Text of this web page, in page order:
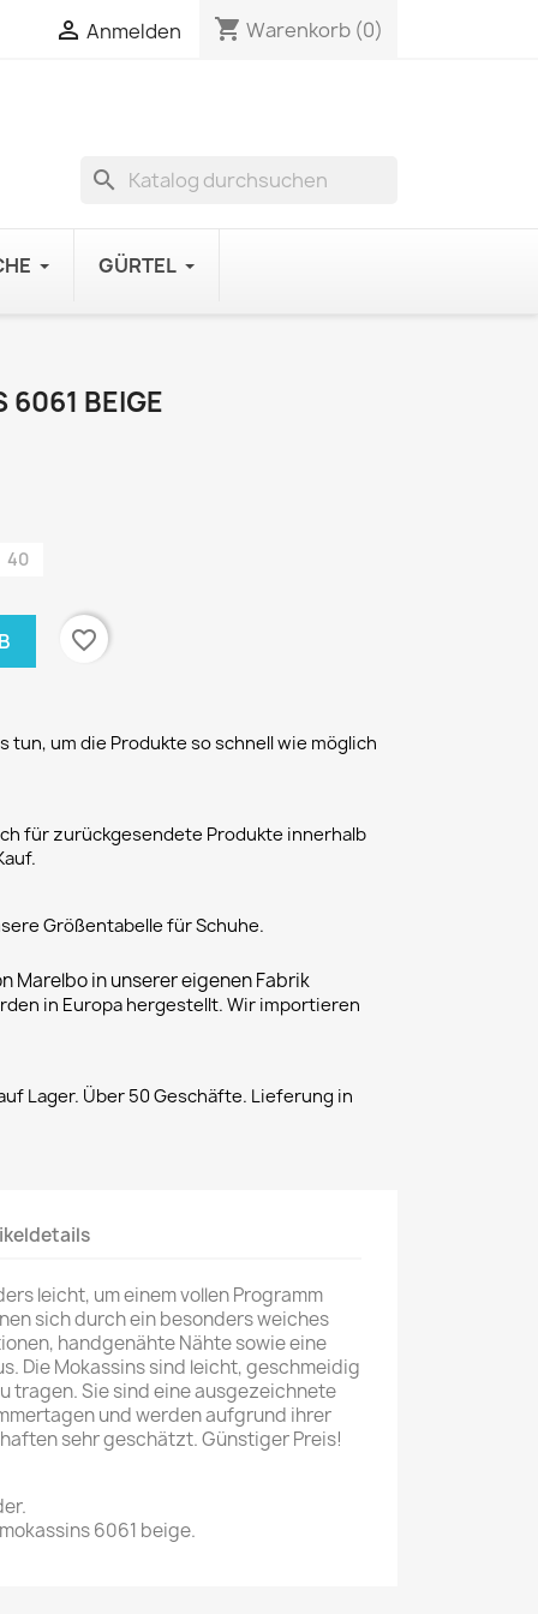
 Anmelden shopping_cart Warenkorb (0)
search
GÜRTEL
6061 BEIGE
40
favorite_border
tun, um die Produkte so schnell wie möglich
für zurückgesendete Produkte innerhalb
Größentabelle für Schuhe.
Marelbo in unserer eigenen Fabrik
in Europa hergestellt. Wir importieren
Lager. Über 50 Geschäfte. Lieferung in
leicht, um einem vollen Programm
sich durch ein besonders weiches
handgenähte Nähte sowie eine
Die Mokassins sind leicht, geschmeidig
tragen. Sie sind eine ausgezeichnete
und werden aufgrund ihrer
sehr geschätzt. Günstiger Preis!
6061 beige.